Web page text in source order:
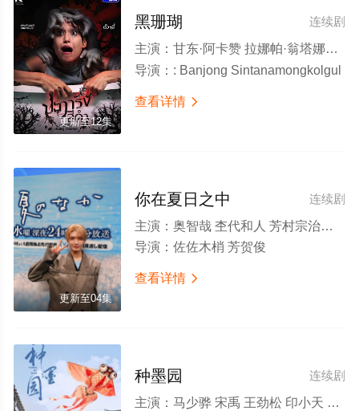
更新至12集
连续剧
黑珊瑚
主演： 甘东·阿卡赞 拉娜帕·翁塔娜特 莫拉克·桑塔维 塔纳功·陂沙亚侬 玛妮娜·甘姆雯 帕拉查功·皮亚萨库乔 周·艮欧若戈·塔潘努特 松希·努诺卡空希 缓乐莉·格隆格侬 温拿·圭毕达 迪·威威迪·巴沃隆凯拉霆卡州恩
导演： : Banjong Sintanamongkolgul
查看详情 
更新至04集
连续剧
你在夏日之中
主演： 奥智哉 杢代和人 芳村宗治郎 平川圣大 驹井莲 今井柊斗 大下ヒロト
导演： 佐佐木梢 芳贺俊
查看详情 
连续剧
种墨园
主演： 马少骅 宋禹 王劲松 印小天 吴京安 郑业成 胡耘豪 王茜华 丁勇岱 吴其江 齐千郡 张月 瑛子 熊睿玲